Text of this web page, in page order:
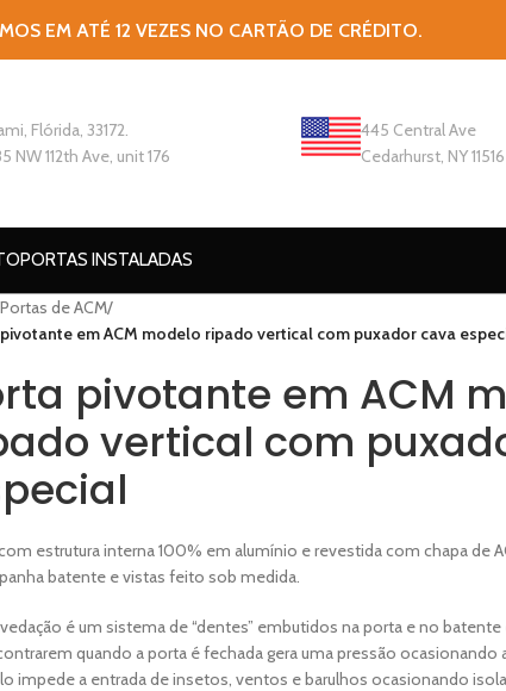
EM ATÉ 12 VEZES NO CARTÃO DE CRÉDITO.
Flórida, 33172.
NW 112th Ave, unit 176
445 Central Ave
Cedarhurst, NY 11516
PORTAS INSTALADAS
Portas de ACM/
em ACM modelo ripado vertical com puxador cava
pivotante em ACM
vertical com
estrutura interna 100% em alumínio e revestida com chapa de
batente e vistas feito sob medida.
é um sistema de “dentes” embutidos na porta e no
quando a porta é fechada gera uma pressão ocasionando
impede a entrada de insetos, ventos e barulhos ocasionando